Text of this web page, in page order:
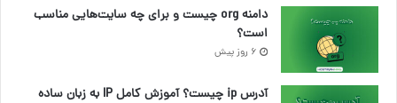
دامنه org چیست و برای چه سایت‌هایی مناسب
است؟
6 روز پیش
آدرس ip چیست؟ آموزش کامل IP به زبان ساده